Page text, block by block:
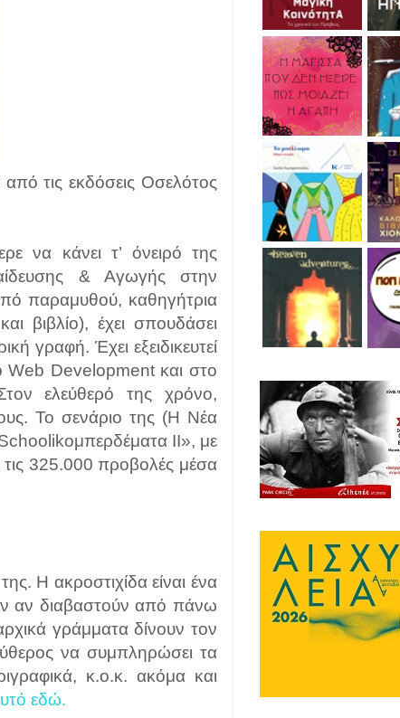
τις εκδόσεις Οσελότος
να κάνει τ’ όνειρό της
& Αγωγής στην
παραμυθού, καθηγήτρια
βιβλίο), έχει σπουδάσει
γραφή. Έχει εξειδικευτεί
Web Development και στο
ελεύθερό της χρόνο,
Το σενάριο της (Η Νέα
ΙΙ», με
τις 325.000 προβολές μέσα
Η ακροστιχίδα είναι ένα
αν διαβαστούν από πάνω
γράμματα δίνουν τον
να συμπληρώσει τα
κ.ο.κ. ακόμα και
εδώ.